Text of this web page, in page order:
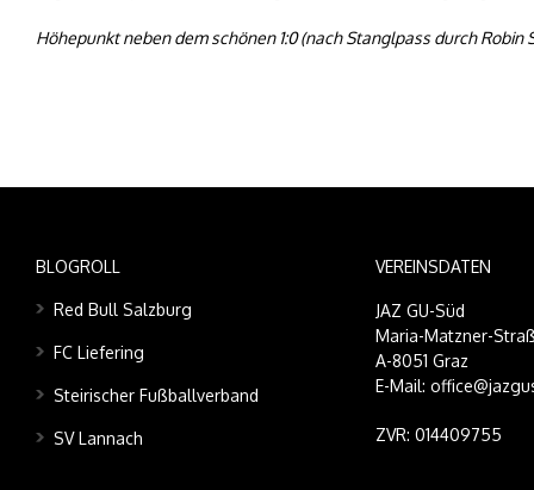
Höhepunkt neben dem schönen 1:0 (nach Stanglpass durch
BLOGROLL
Red Bull Salzburg
FC Liefering
Steirischer Fußballverband
SV Lannach
VEREINSDATEN
JAZ GU-Süd
Maria-Matzner-
A-8051 Graz
E-Mail:
ZVR: 014409755